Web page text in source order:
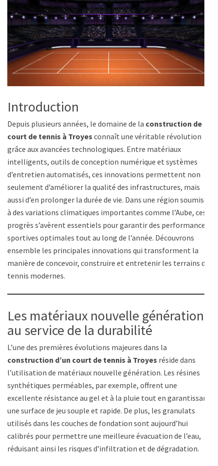
Introduction
Depuis plusieurs années, le domaine de la construction de
court de tennis à Troyes connaît une véritable révolution
grâce aux avancées technologiques. Entre matériaux
intelligents, outils de conception numérique et systèmes
d’entretien automatisés, ces innovations permettent non
seulement d’améliorer la qualité des infrastructures, mais
aussi d’en prolonger la durée de vie. Dans une région soumise
à des variations climatiques importantes comme l’Aube, ces
progrès s’avèrent essentiels pour garantir des performances
sportives optimales tout au long de l’année. Découvrons
ensemble les principales innovations qui transforment la
manière de concevoir, construire et entretenir les terrains de
tennis modernes.
Les matériaux nouvelle génération :
au service de la durabilité
L’une des premières évolutions majeures dans la
construction d’un court de tennis à Troyes réside dans
l’utilisation de matériaux nouvelle génération. Les résines
synthétiques perméables, par exemple, offrent une
excellente résistance au gel et à la pluie tout en garantissant
une surface de jeu souple et rapide. De plus, les granulats
utilisés dans les couches de fondation sont aujourd’hui
calibrés pour permettre une meilleure évacuation de l’eau,
réduisant ainsi les risques d’infiltration et de dégradation.